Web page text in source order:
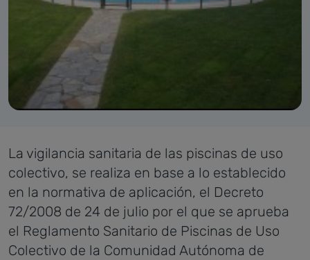
La vigilancia sanitaria de las piscinas de uso
colectivo, se realiza en base a lo establecido
en la normativa de aplicación, el Decreto
72/2008 de 24 de julio por el que se aprueba
el Reglamento Sanitario de Piscinas de Uso
Colectivo de la Comunidad Autónoma de